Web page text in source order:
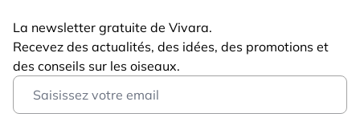
d'oiseaux
charbonnière, Mésange
noire, Mésange huppée,
Mésange à longue queue,
La newsletter gratuite de Vivara.
Recevez des actualités, des idées, des promotions et
des conseils sur les oiseaux.
Email Address